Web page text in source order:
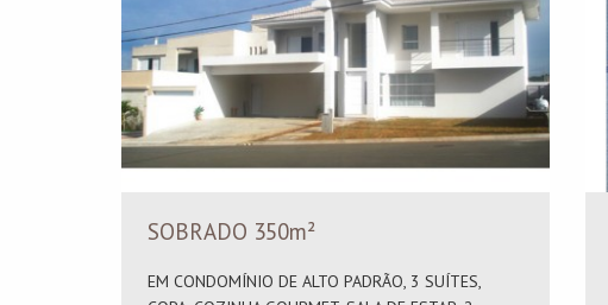
SOBRADO 350m²
EM CONDOMÍNIO DE ALTO PADRÃO, 3 SUÍTES,